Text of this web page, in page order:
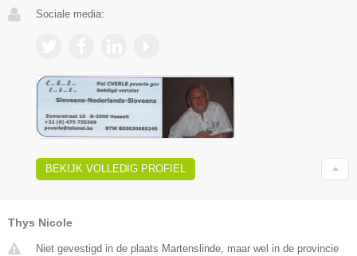
Sociale media:
BEKIJK VOLLEDIG PROFIEL
Thys Nicole
Niet gevestigd in de plaats Martenslinde, maar wel in de provincie